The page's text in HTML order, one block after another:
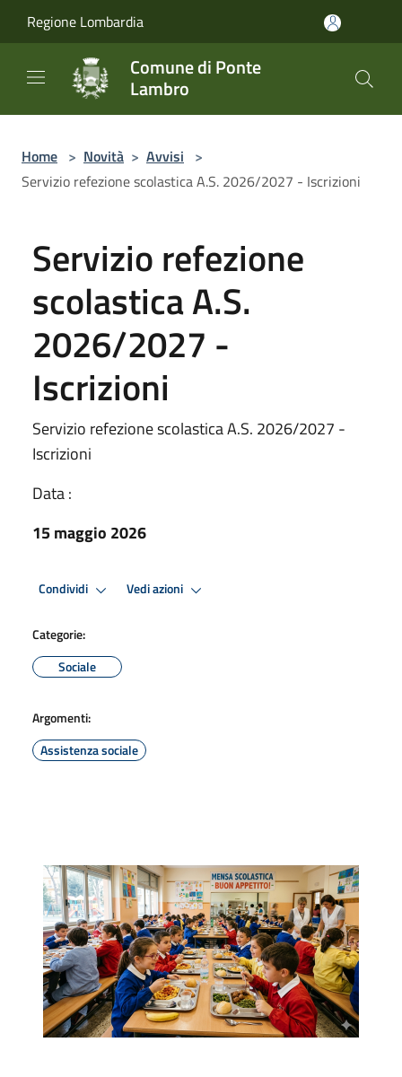
Regione Lombardia
Comune di Ponte
Lambro
Home > Novità > Avvisi >
Servizio refezione scolastica A.S. 2026/2027 - Iscrizioni
Servizio refezione
scolastica A.S.
2026/2027 -
Iscrizioni
Servizio refezione scolastica A.S. 2026/2027 -
Iscrizioni
Data :
15 maggio 2026
Condividi Vedi azioni
Categorie:
Sociale
Argomenti:
Assistenza sociale